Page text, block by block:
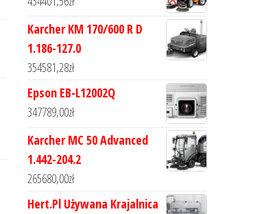
Karcher KM 170/600 R D
1.186-127.0
354581,28zł
Epson EB-L12002Q
347789,00zł
Karcher MC 50 Advanced
1.442-204.2
265680,00zł
Hert.Pl Używana Krajalnica